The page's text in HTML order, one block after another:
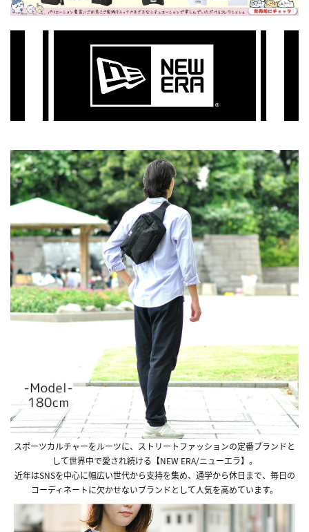
スポーツカルチャーをルーツに、ストリートファッションの定番ブランドと
して世界中で愛され続ける【NEW ERA/ニューエラ】。
近年はSNSを中心に幅広い世代から支持を集め、通学から休日まで、毎日の
コーディネートに欠かせないブランドとして人気を高めています。